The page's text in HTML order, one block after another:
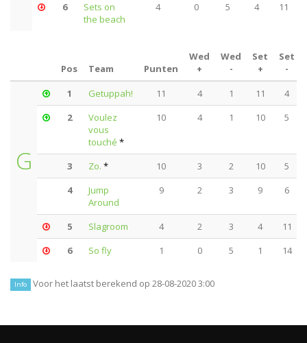
6
Sets on
the beach
4 0 5 4 11
Pos Team Punten
Wed
+
Wed
-
Set
+
Set
-
G
1 Getuppah! 11 4 1 11
4
2
Voulez
vous
touché *
10 4 1 10 5
3 Zo. * 10 3 2 10
5
4
Jump
Around
9 2 3 9 6
5 Slagroom 4 2 3 4
11
6
So fly 1 0 5 1 14
Info Voor het laatst berekend op 28-08-2020 3:00